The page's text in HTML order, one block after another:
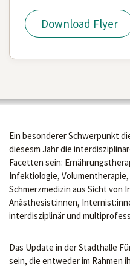
Download Flyer
Ein besonderer Schwerpunkt
diesesm Jahr die
Facetten sein:
Infektiologie,
Schmerzmedizin aus Sicht von
Anästhesist:innen,
interdisziplinär und
Das Update in der Stadthalle
sein, die entweder im Rahmen